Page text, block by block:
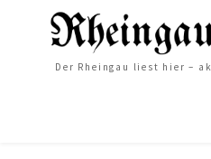
Der Rheingau liest hier –